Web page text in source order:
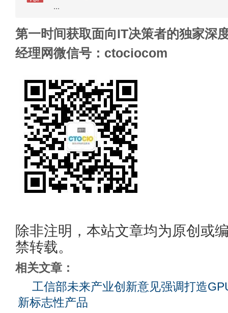
...
第一时间获取面向IT决策者的独家深
经理网微信号：ctociocom
除非注明，本站文章均为原创或
禁转载。
相关文章：
工信部未来产业创新意见强调打造
新标志性产品